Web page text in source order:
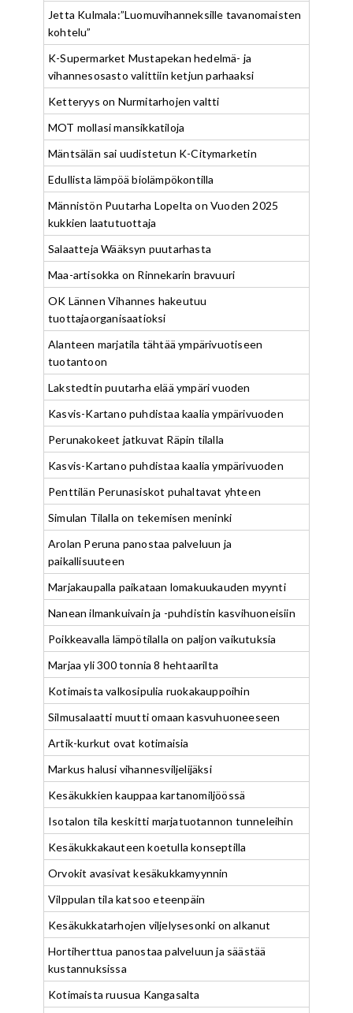
Jetta Kulmala:”Luomuvihanneksille tavanomaisten
kohtelu”
K-Supermarket Mustapekan hedelmä- ja
vihannesosasto valittiin ketjun parhaaksi
Ketteryys on Nurmitarhojen valtti
MOT mollasi mansikkatiloja
Mäntsälän sai uudistetun K-Citymarketin
Edullista lämpöä biolämpökontilla
Männistön Puutarha Lopelta on Vuoden 2025
kukkien laatutuottaja
Salaatteja Wääksyn puutarhasta
Maa-artisokka on Rinnekarin bravuuri
OK Lännen Vihannes hakeutuu
tuottajaorganisaatioksi
Alanteen marjatila tähtää ympärivuotiseen
tuotantoon
Lakstedtin puutarha elää ympäri vuoden
Kasvis-Kartano puhdistaa kaalia ympärivuoden
Perunakokeet jatkuvat Räpin tilalla
Kasvis-Kartano puhdistaa kaalia ympärivuoden
Penttilän Perunasiskot puhaltavat yhteen
Simulan Tilalla on tekemisen meninki
Arolan Peruna panostaa palveluun ja
paikallisuuteen
Marjakaupalla paikataan lomakuukauden myynti
Nanean ilmankuivain ja -puhdistin kasvihuoneisiin
Poikkeavalla lämpötilalla on paljon vaikutuksia
Marjaa yli 300 tonnia 8 hehtaarilta
Kotimaista valkosipulia ruokakauppoihin
Silmusalaatti muutti omaan kasvuhuoneeseen
Artik-kurkut ovat kotimaisia
Markus halusi vihannesviljelijäksi
Kesäkukkien kauppaa kartanomiljöössä
Isotalon tila keskitti marjatuotannon tunneleihin
Kesäkukkakauteen koetulla konseptilla
Orvokit avasivat kesäkukkamyynnin
Vilppulan tila katsoo eteenpäin
Kesäkukkatarhojen viljelysesonki on alkanut
Hortiherttua panostaa palveluun ja säästää
kustannuksissa
Kotimaista ruusua Kangasalta